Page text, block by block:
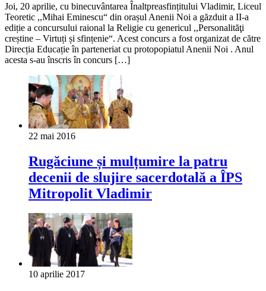
Joi, 20 aprilie, cu binecuvântarea Înaltpreasfințitului Vladimir, Liceul
Teoretic ,,Mihai Eminescu“ din orașul Anenii Noi a găzduit a II-a
ediție a concursului raional la Religie cu genericul ,,Personalităţi
creștine – Virtuți și sfințenie“. Acest concurs a fost organizat de către
Direcția Educație în parteneriat cu protopopiatul Anenii Noi . Anul
acesta s-au înscris în concurs […]
22 mai 2016
Rugăciune și mulțumire la patru
decenii de slujire sacerdotală a ÎPS
Mitropolit Vladimir
10 aprilie 2017